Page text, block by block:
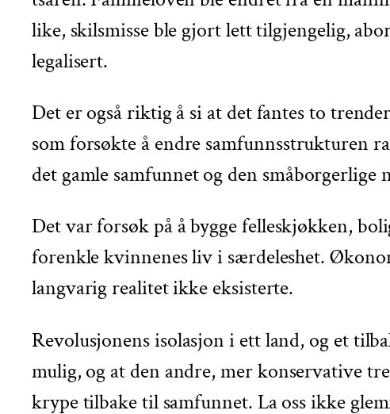
like, skilsmisse ble gjort lett tilgjengelig,
legalisert.
Det er også riktig å si at det fantes to
som forsøkte å endre samfunnsstrukturen
det gamle samfunnet og den
Det var forsøk på å bygge felleskjøkken,
forenkle kvinnenes liv i særdeleshet.
langvarig realitet ikke eksisterte.
Revolusjonens isolasjon i ett land, og et
mulig, og at den andre, mer konservative
krype tilbake til samfunnet. La oss ikke